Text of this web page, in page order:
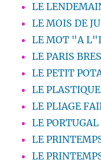
LE
LE MOIS DE
LE MOT "A
LE PARIS
LE PETIT
LE PLASTIQUE
LE PLIAGE
LE
LE
LE